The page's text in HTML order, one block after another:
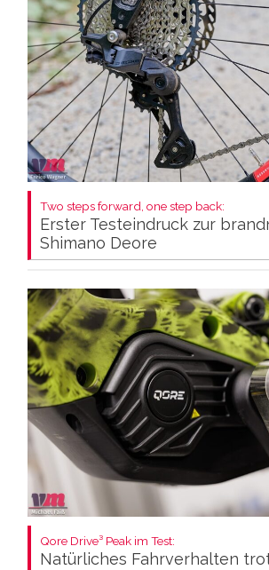
Two steps forward, one step back:
Erster Testeindruck zur
Shimano Deore
Qore Drive³ Peak im Test:
Natürliches Fahrverhalten